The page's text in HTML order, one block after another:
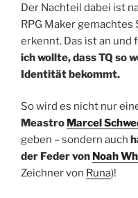
Der Nachteil dabei ist
RPG Maker
erkennt. Das ist an und
ich wollte, dass TQ so
Identität bekommt.
So wird es nicht nur
Meastro Marcel
geben – sondern auch
der Feder von Noah
Zeichner von Runa)!